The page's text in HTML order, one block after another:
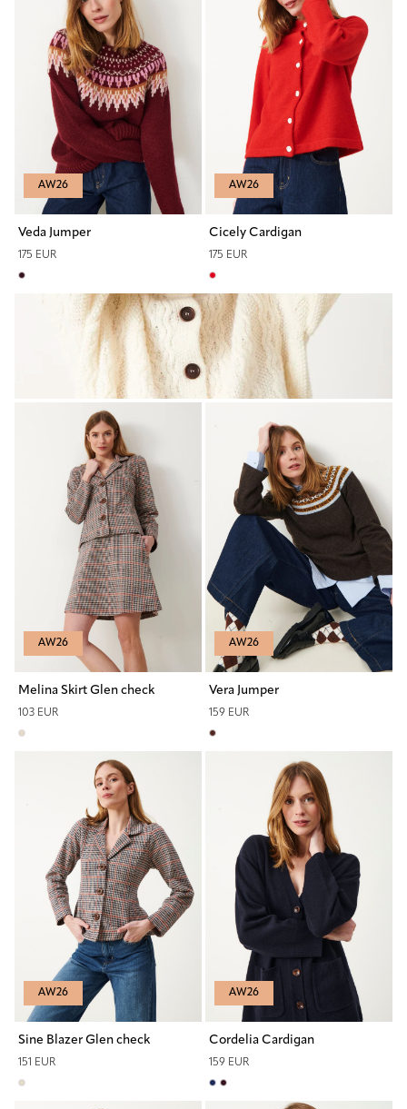
AW26
Veda Jumper
175 EUR
AW26
Cicely Cardigan
175 EUR
AW26
Melina Skirt Glen check
103 EUR
AW26
Vera Jumper
159 EUR
AW26
Sine Blazer Glen check
151 EUR
AW26
Cordelia Cardigan
159 EUR